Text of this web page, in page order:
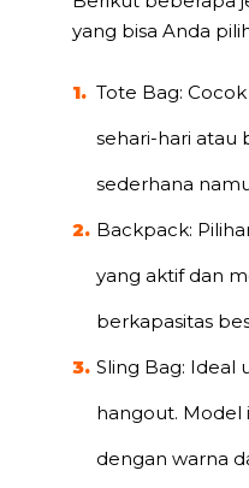
yang bisa Anda
Tote Bag:
sehari-hari atau
sederhana
Backpack:
yang aktif dan
berkapasitas
Sling Bag: Ideal
hangout. Model
dengan warna